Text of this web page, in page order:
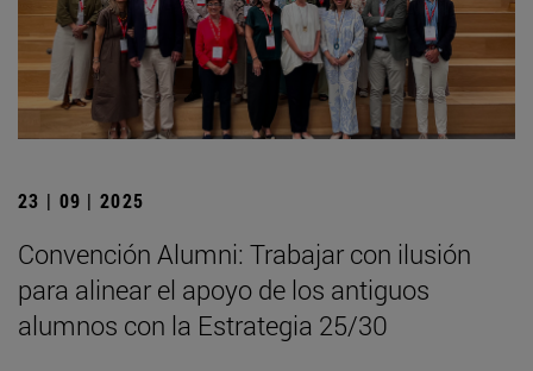
23 | 09 | 2025
Convención Alumni: Trabajar con ilusión
para alinear el apoyo de los antiguos
alumnos con la Estrategia 25/30